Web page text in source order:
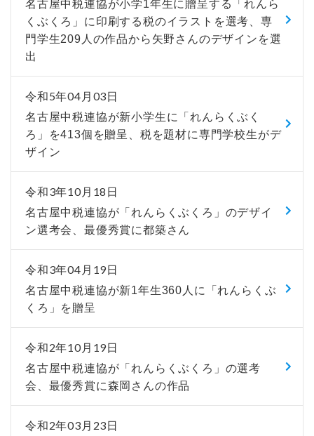
名古屋中税連協が小学1年生に贈呈する「れんら
くぶくろ」に印刷する税のイラストを選考、専
門学生209人の作品から矢野さんのデザインを選
出
令和5年04月03日
名古屋中税連協が新小学生に「れんらくぶく
ろ」を413個を贈呈、税を題材に専門学校生がデ
ザイン
令和3年10月18日
名古屋中税連協が「れんらくぶくろ」のデザイ
ン選考会、最優秀賞に都築さん
令和3年04月19日
名古屋中税連協が新1年生360人に「れんらくぶ
くろ」を贈呈
令和2年10月19日
名古屋中税連協が「れんらくぶくろ」の選考
会、最優秀賞に森岡さんの作品
令和2年03月23日